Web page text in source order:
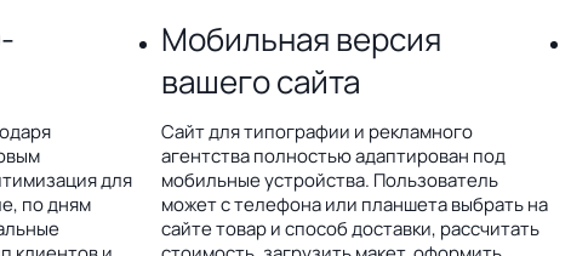
для
по дням
Мобильная версия
вашего сайта
Сайт для типографии и рекламного
агентства полностью адаптирован под
мобильные устройства. Пользователь
может с телефона или планшета выбрать на
сайте товар и способ доставки, рассчитать